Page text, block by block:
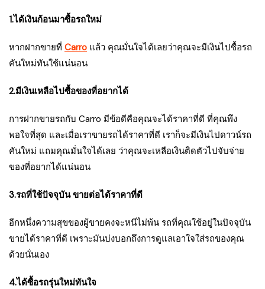
1.ได้เงินก้อนมาซื้อรถใหม่
หากฝากขายที่ Carro แล้ว คุณมั่นใจได้เลยว่าคุณจะมีเงินไปซื้อรถ
คันใหม่ทันใช้แน่นอน
2.มีเงินเหลือไปซื้อของที่อยากได้
การฝากขายรถกับ Carro มีข้อดีคือคุณจะได้ราคาที่ดี ที่คุณพึง
พอใจที่สุด และเมื่อเราขายรถได้ราคาที่ดี เราก็จะมีเงินไปดาวน์รถ
คันใหม่ แถมคุณมั่นใจได้เลย ว่าคุณจะเหลือเงินติดตัวไปจับจ่าย
ของที่อยากได้แน่นอน
3.รถที่ใช้ปัจจุบัน ขายต่อได้ราคาที่ดี
อีกหนึ่งความสุขของผู้ขายคงจะหนีไม่พ้น รถที่คุณใช้อยู่ในปัจจุบัน
ขายได้ราคาที่ดี เพราะมันบ่งบอกถึงการดูแลเอาใจใส่รถของคุณ
ด้วยนั่นเอง
4.ได้ซื้อรถรุ่นใหม่ทันใจ